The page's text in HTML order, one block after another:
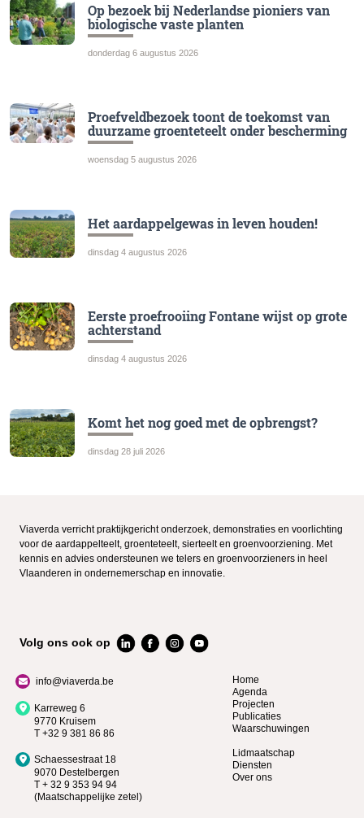
Op bezoek bij Nederlandse pioniers van
biologische vaste planten
donderdag 6 augustus 2026
Proefveldbezoek toont de toekomst van
duurzame groenteteelt onder bescherming
woensdag 5 augustus 2026
Het aardappelgewas in leven houden!
dinsdag 4 augustus 2026
Eerste proefrooiing Fontane wijst op grote
achterstand
dinsdag 4 augustus 2026
Komt het nog goed met de opbrengst?
dinsdag 28 juli 2026
Viaverda verricht praktijkgericht onderzoek, demonstraties en voorlichting
voor de aardappelteelt, groenteteelt, sierteelt en groenvoorziening. Met
kennis en advies ondersteunen we telers en groenvoorzieners in heel
Vlaanderen in ondernemerschap en innovatie.
Volg ons ook op
info@viaverda.be
Karreweg 6
9770 Kruisem
T +32 9 381 86 86
Schaessestraat 18
9070 Destelbergen
T + 32 9 353 94 94
(Maatschappelijke zetel)
Home
Agenda
Projecten
Publicaties
Waarschuwingen
Lidmaatschap
Diensten
Over ons